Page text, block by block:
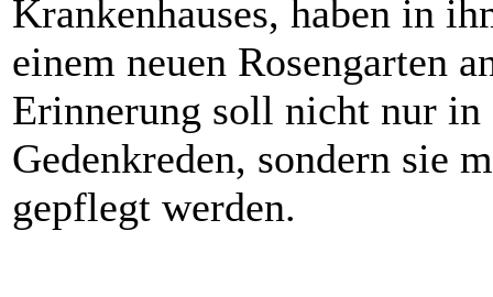
Krankenhauses, haben in
einem neuen Rosengarten
Erinnerung soll nicht nur in
Gedenkreden, sondern sie
gepflegt werden.